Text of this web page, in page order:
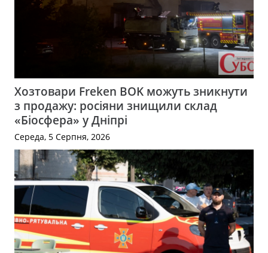
Хозтовари Freken BOK можуть зникнути
з продажу: росіяни знищили склад
«Біосфера» у Дніпрі
Середа, 5 Серпня, 2026